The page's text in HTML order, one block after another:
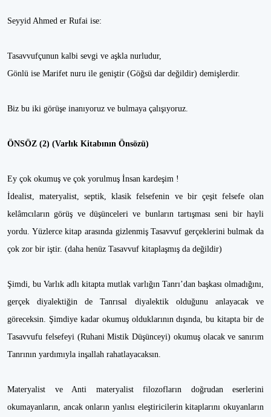
Seyyid Ahmed er Rufai ise:
Tasavvufçunun kalbi sevgi ve aşkla nurludur,
Gönlü ise Marifet nuru ile geniştir (Göğsü dar değildir) demişlerdir.
Biz bu iki görüşe inanıyoruz ve bulmaya çalışıyoruz.
ÖNSÖZ (2) (Varlık Kitabının Önsözü)
Ey çok okumuş ve çok yorulmuş İnsan kardeşim !
İdealist, materyalist, septik, klasik felsefenin ve bir çeşit felsefe olan
kelâmcıların görüş ve düşünceleri ve bunların tartışması seni bir hayli
yordu. Yüzlerce kitap arasında gizlenmiş Tasavvuf gerçeklerini bulmak da
çok zor bir iştir. (daha henüz Tasavvuf kitaplaşmış da değildir)
Şimdi, bu Varlık adlı kitapta mutlak varlığın Tanrı’dan başkası olmadığını,
gerçek diyalektiğin de Tanrısal diyalektik olduğunu anlayacak ve
göreceksin. Şimdiye kadar okumuş olduklarının dışında, bu kitapta bir de
Tasavvufu felsefeyi (Ruhani Mistik Düşünceyi) okumuş olacak ve sanırım
Tanrının yardımıyla inşallah rahatlayacaksın.
Materyalist ve Anti materyalist filozofların doğrudan eserlerini
okumayanların, ancak onların yanlısı eleştiricilerin kitaplarını okuyanların